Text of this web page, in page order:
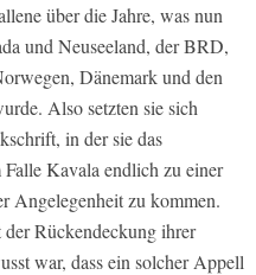
über die Jahre, was nun
und Neuseeland, der BRD,
Dänemark und den
Also setzten sie sich
in der sie das
Kavala endlich zu einer
Angelegenheit zu kommen.
Rückendeckung ihrer
war, dass ein solcher Appell